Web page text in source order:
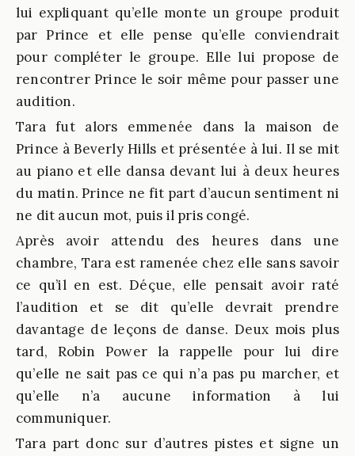
lui expliquant qu’elle monte un groupe produit
par Prince et elle pense qu’elle conviendrait
pour compléter le groupe. Elle lui propose de
rencontrer Prince le soir même pour passer une
audition.
Tara fut alors emmenée dans la maison de
Prince à Beverly Hills et présentée à lui. Il se mit
au piano et elle dansa devant lui à deux heures
du matin. Prince ne fit part d’aucun sentiment ni
ne dit aucun mot, puis il pris congé.
Après avoir attendu des heures dans une
chambre, Tara est ramenée chez elle sans savoir
ce qu’il en est. Déçue, elle pensait avoir raté
l’audition et se dit qu’elle devrait prendre
davantage de leçons de danse. Deux mois plus
tard, Robin Power la rappelle pour lui dire
qu’elle ne sait pas ce qui n’a pas pu marcher, et
qu’elle n’a aucune information à lui
communiquer.
Tara part donc sur d’autres pistes et signe un